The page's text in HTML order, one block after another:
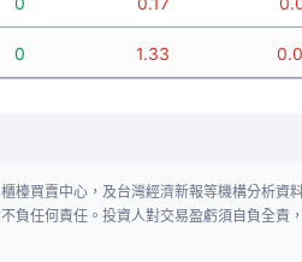
0 1.33
檯買賣中心，及台灣經濟新報等機構分析資
負任何責任。投資人對交易盈虧須自負全責